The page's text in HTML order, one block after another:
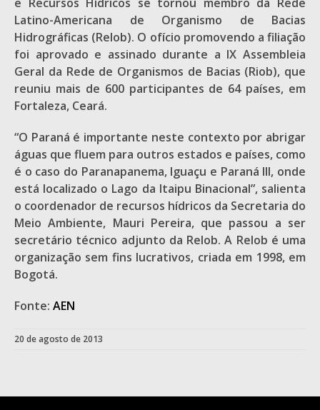
Latino-Americana de Organismo de Bacias
Hidrográficas (Relob). O ofício promovendo a filiação
foi aprovado e assinado durante a IX Assembleia
Geral da Rede de Organismos de Bacias (Riob), que
reuniu mais de 600 participantes de 64 países, em
Fortaleza, Ceará.
“O Paraná é importante neste contexto por abrigar
águas que fluem para outros estados e países, como
é o caso do Paranapanema, Iguaçu e Paraná III, onde
está localizado o Lago da Itaipu Binacional”, salienta
o coordenador de recursos hídricos da Secretaria do
Meio Ambiente, Mauri Pereira, que passou a ser
secretário técnico adjunto da Relob. A Relob é uma
organização sem fins lucrativos, criada em 1998, em
Bogotá.
Fonte: AEN
20 de agosto de 2013